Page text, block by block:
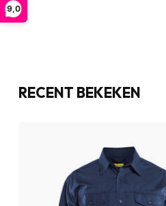
9,0
RECENT BEKEKEN